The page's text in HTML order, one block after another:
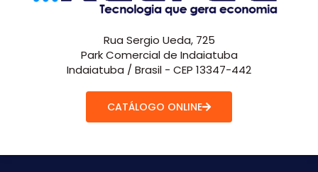
Rua Sergio Ueda, 725
Park Comercial de Indaiatuba
Indaiatuba / Brasil - CEP 13347-442
CATÁLOGO ONLINE